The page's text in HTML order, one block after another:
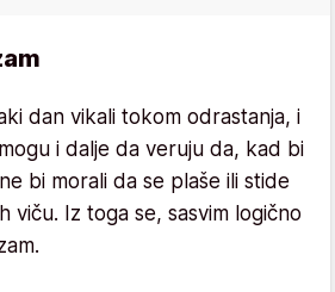
dan vikali tokom odrastanja, i
i dalje da veruju da, kad bi
bi morali da se plaše ili stide
viču. Iz toga se, sasvim logično